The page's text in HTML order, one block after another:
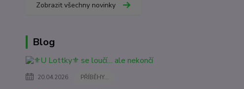
Zobrazit všechny novinky
Blog
20.04.2026 PŘÍBĚHY...